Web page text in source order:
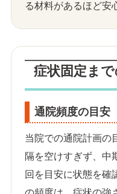
る材料があるほど安
症状固定ま
通院頻度の目安
当院での通院計画の
隔を空けすぎず、中
回を目安に状態を確